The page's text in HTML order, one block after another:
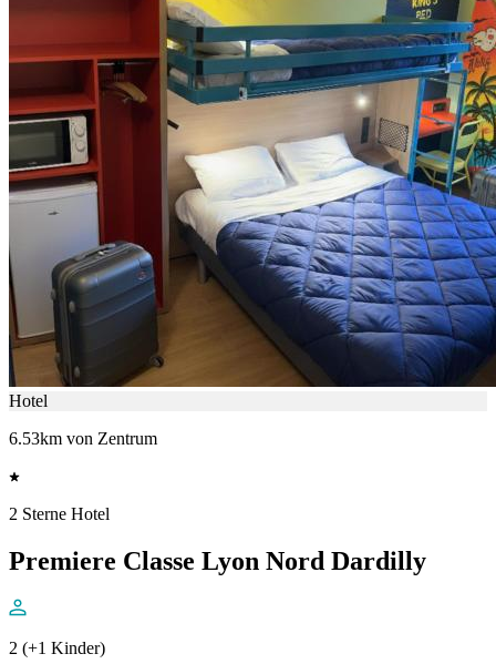
Hotel
6.53km von Zentrum
2 Sterne Hotel
Premiere Classe Lyon Nord Dardilly
2 (+1 Kinder)